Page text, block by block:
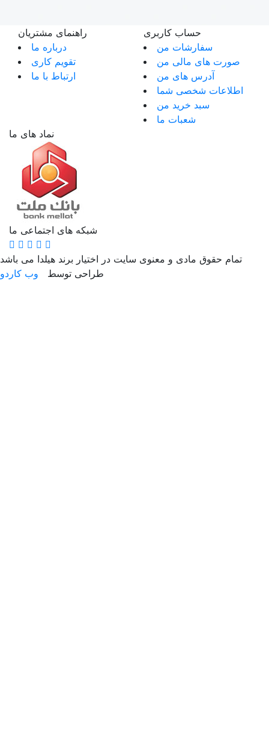
راهنمای مشتریان
درباره ما
تقویم کاری
ارتباط با ما
حساب کاربری
سفارشات من
صورت های مالی من
آدرس های من
اطلاعات شخصی شما
سبد خرید من
شعبات ما
نماد های ما
شبکه های اجتماعی ما
تمام حقوق مادی و معنوی سایت در اختیار برند هیلدا می باشد
طراحی توسط
وب کاردو